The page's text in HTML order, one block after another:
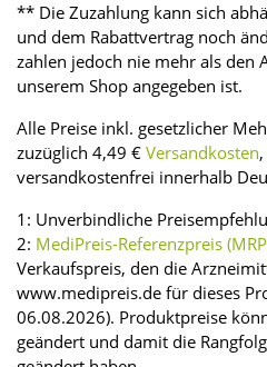
** Die Zuzahlung kann sich
und dem Rabattvertrag noch
zahlen jedoch nie mehr als den
unserem Shop angegeben ist.
Alle Preise inkl. gesetzlicher
zuzüglich 4,49 € Versandkosten
versandkostenfrei innerhalb
1: Unverbindliche
2: MediPreis-Referenzpreis
Verkaufspreis, den die
www.medipreis.de für dieses
06.08.2026). Produktpreise
geändert und damit die